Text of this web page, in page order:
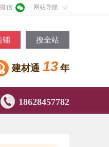
微信 网站导航
铺 搜全站
建材通 13 年
 18628457782